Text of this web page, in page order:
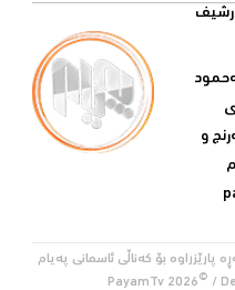
و
پارێزراوە بۆ کەناڵی ئاسمانی پەیام
PayamTv 2026© /